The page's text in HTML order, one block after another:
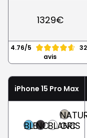
1329€
4.76/5
avis
iPhone 15 Pro Max
BLEUNOIRBLANC
GRIS